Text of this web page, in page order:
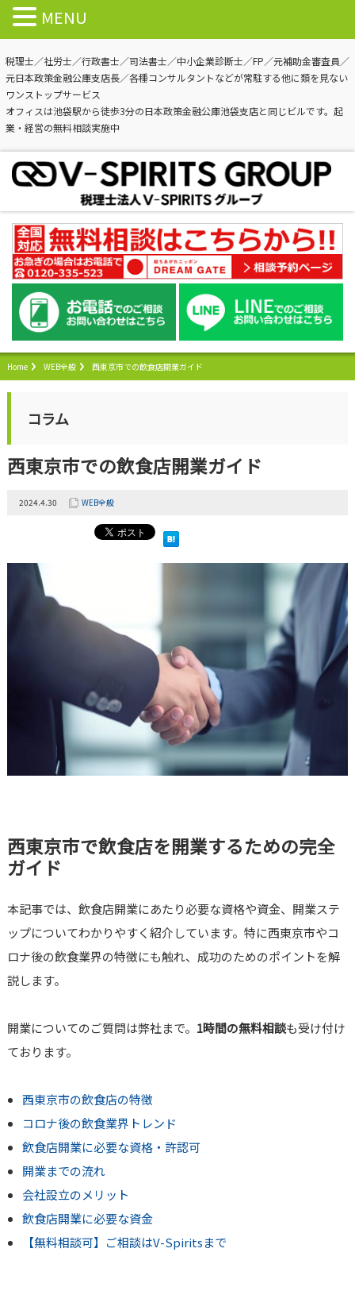
税理士／社労士／行政書士／司法書士／中小企業診断士／FP／元補助金審査員／
元日本政策金融公庫支店長／各種コンサルタントなどが常駐する他に類を見ない
ワンストップサービス
オフィスは池袋駅から徒歩3分の日本政策金融公庫池袋支店と同じビルです。起
業・経営の無料相談実施中
Home WEB全般 西東京市での飲食店開業ガイド
コラム
西東京市での飲食店開業ガイド
2024.4.30 WEB全般
西東京市で飲食店を開業するための完全
ガイド
本記事では、飲食店開業にあたり必要な資格や資金、開業ステ
ップについてわかりやすく紹介しています。特に西東京市やコ
ロナ後の飲食業界の特徴にも触れ、成功のためのポイントを解
説します。
開業についてのご質問は弊社まで。 1時間の無料相談も受け付け
ております。
西東京市の飲食店の特徴
コロナ後の飲食業界トレンド
飲食店開業に必要な資格・許認可
開業までの流れ
会社設立のメリット
飲食店開業に必要な資金
【無料相談可】ご相談はV-Spiritsまで
MENU